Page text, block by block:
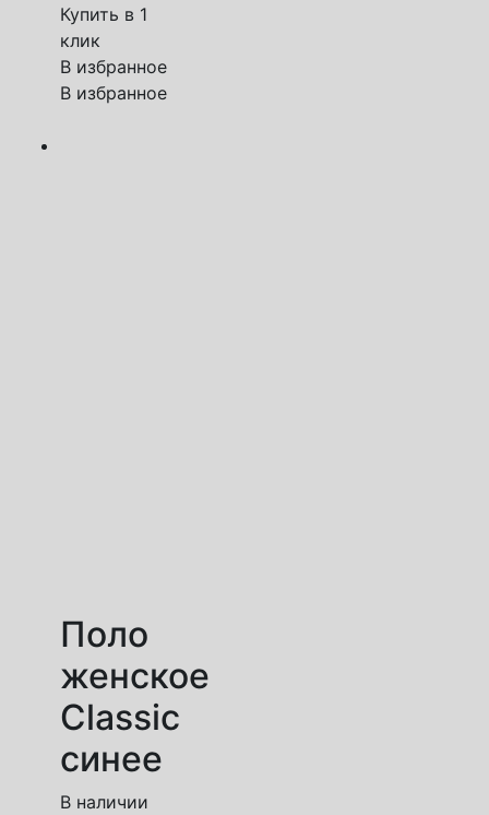
Купить в 1
клик
В избранное
В избранное
Поло
женское
Classic
синее
В наличии